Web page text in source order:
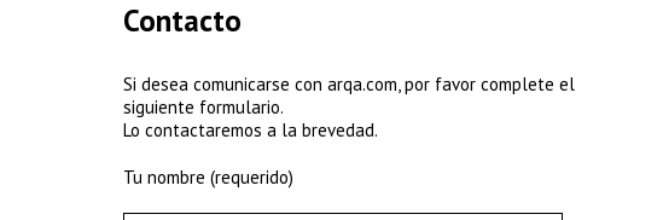
Contacto
Si desea comunicarse con arqa.com, por favor complete el
siguiente formulario.
Lo contactaremos a la brevedad.
Tu nombre (requerido)